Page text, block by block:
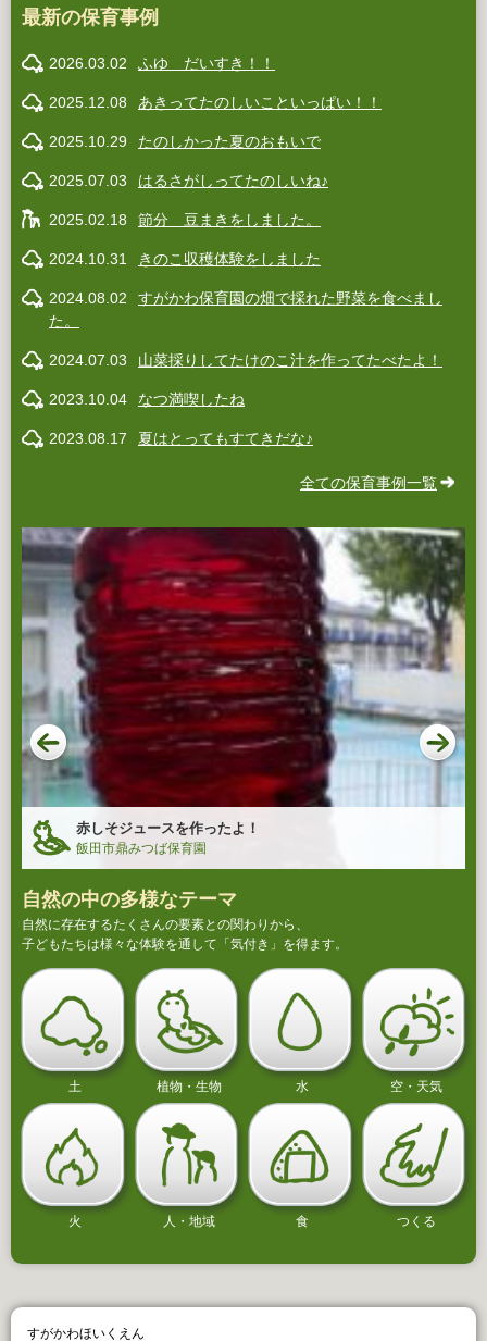
最新の保育事例
2026.03.02 ふゆ だいすき！！
2025.12.08 あきってたのしいこといっぱい！！
2025.10.29 たのしかった夏のおもいで
2025.07.03 はるさがしってたのしいね♪
2025.02.18 節分 豆まきをしました。
2024.10.31 きのこ収穫体験をしました
2024.08.02
すがかわ保育園の畑で採れた野菜を食べまし
た。
2024.07.03 山菜採りしてたけのこ汁を作ってたべたよ！
2023.10.04 なつ満喫したね
2023.08.17 夏はとってもすてきだな♪
全ての保育事例一覧
赤しそジュースを作ったよ！
飯田市鼎みつば保育園
自然の中の多様なテーマ
自然に存在するたくさんの要素との関わりから、
子どもたちは様々な体験を通して「気付き」を得ます。
土 植物・生物 水 空・天気
火 人・地域 食 つくる
すがかわほいくえん